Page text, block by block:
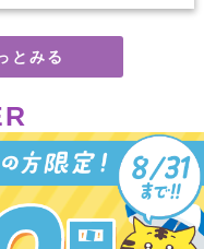
とみる